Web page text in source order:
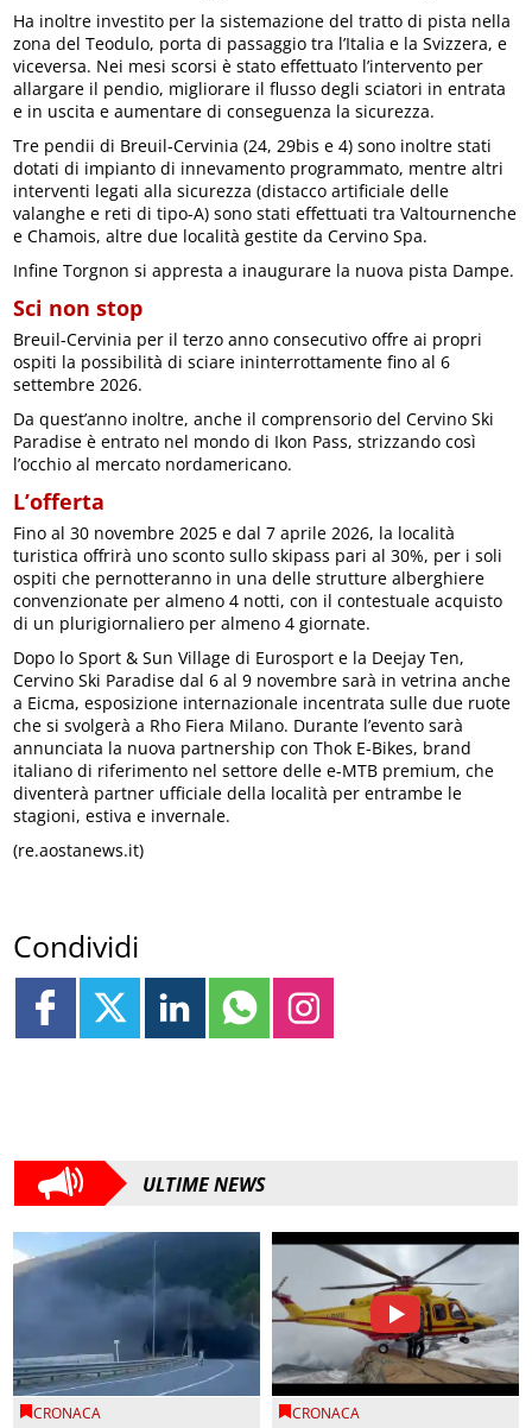
Ha inoltre investito per la sistemazione del tratto di pista nella
zona del Teodulo, porta di passaggio tra l’Italia e la Svizzera, e
viceversa. Nei mesi scorsi è stato effettuato l’intervento per
allargare il pendio, migliorare il flusso degli sciatori in entrata
e in uscita e aumentare di conseguenza la sicurezza.
Tre pendii di Breuil-Cervinia (24, 29bis e 4) sono inoltre stati
dotati di impianto di innevamento programmato, mentre altri
interventi legati alla sicurezza (distacco artificiale delle
valanghe e reti di tipo-A) sono stati effettuati tra Valtournenche
e Chamois, altre due località gestite da Cervino Spa.
Infine Torgnon si appresta a inaugurare la nuova pista Dampe.
Sci non stop
Breuil-Cervinia per il terzo anno consecutivo offre ai propri
ospiti la possibilità di sciare ininterrottamente fino al 6
settembre 2026.
Da quest’anno inoltre, anche il comprensorio del Cervino Ski
Paradise è entrato nel mondo di Ikon Pass, strizzando così
l’occhio al mercato nordamericano.
L’offerta
Fino al 30 novembre 2025 e dal 7 aprile 2026, la località
turistica offrirà uno sconto sullo skipass pari al 30%, per i soli
ospiti che pernotteranno in una delle strutture alberghiere
convenzionate per almeno 4 notti, con il contestuale acquisto
di un plurigiornaliero per almeno 4 giornate.
Dopo lo Sport & Sun Village di Eurosport e la Deejay Ten,
Cervino Ski Paradise dal 6 al 9 novembre sarà in vetrina anche
a Eicma, esposizione internazionale incentrata sulle due ruote
che si svolgerà a Rho Fiera Milano. Durante l’evento sarà
annunciata la nuova partnership con Thok E-Bikes, brand
italiano di riferimento nel settore delle e-MTB premium, che
diventerà partner ufficiale della località per entrambe le
stagioni, estiva e invernale.­­
(re.aostanews.it)
Condividi
ULTIME NEWS
CRONACA CRONACA